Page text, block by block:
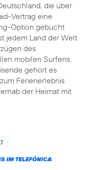
die über
Vertrag eine
Option gebucht
jedem Land der Welt
des
mobilen Surfens.
gehört es
Ferienerlebnis
der Heimat mit
IM TELEFÓNICA